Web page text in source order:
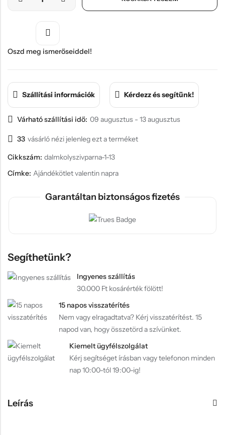
Oszd meg ismerőseiddel!
Szállítási információk Kérdezz és segítünk!
Várható szállítási idő: 09 augusztus - 13 augusztus
33 vásárló nézi jelenleg ezt a terméket
Cikkszám: dalmkolyszivparna-1-13
Címke: Ajándékötlet valentin napra
Garantáltan biztonságos fizetés
Segíthetünk?
Ingyenes szállítás
30.000 Ft kosárérték fölött!
15 napos visszatérítés
Nem vagy elragadtatva? Kérj visszatérítést. 15
napod van, hogy összetörd a szívünket.
Kiemelt ügyfélszolgálat
Kérj segítséget írásban vagy telefonon minden
nap 10:00-tól 19:00-ig!
Leírás
Egyéb ajándék ötletek